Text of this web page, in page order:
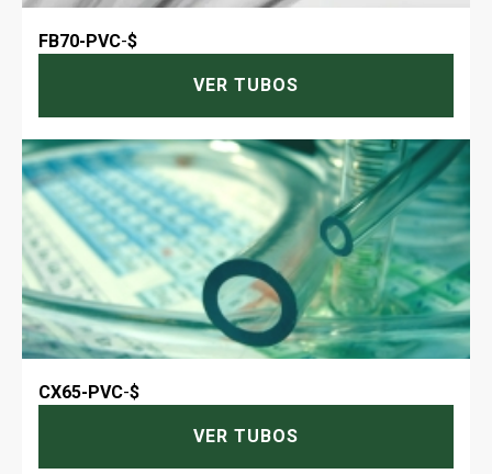
FB70-PVC-$
VER TUBOS
CX65-PVC-$
VER TUBOS